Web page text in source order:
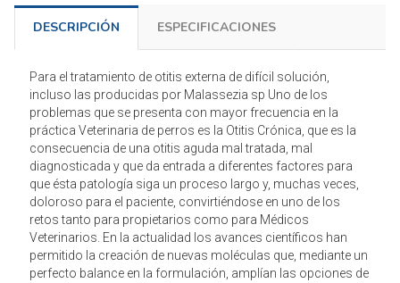
DESCRIPCIÓN ESPECIFICACIONES
Para el tratamiento de otitis externa de difícil solución,
incluso las producidas por Malassezia sp Uno de los
problemas que se presenta con mayor frecuencia en la
práctica Veterinaria de perros es la Otitis Crónica, que es la
consecuencia de una otitis aguda mal tratada, mal
diagnosticada y que da entrada a diferentes factores para
que ésta patología siga un proceso largo y, muchas veces,
doloroso para el paciente, convirtiéndose en uno de los
retos tanto para propietarios como para Médicos
Veterinarios. En la actualidad los avances científicos han
permitido la creación de nuevas moléculas que, mediante un
perfecto balance en la formulación, amplían las opciones de